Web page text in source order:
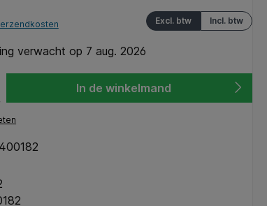
Incl. btw
Excl. btw
verwacht op 7 aug. 2026
In de winkelmand